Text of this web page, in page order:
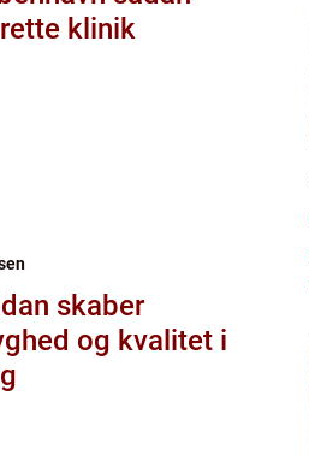
klinik
skaber
og kvalitet i